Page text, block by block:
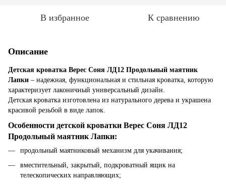
В избранное К сравнению
Описание
Детская кроватка Верес Соня ЛД12 Продольный маятник
Лапки – надежная, функциональная и стильная кроватка, которую
характеризует лаконичный универсальный дизайн.
Детская кроватка изготовлена из натурального дерева и украшена
красивой резьбой в виде лапок.
Особенности детской кроватки Верес Соня ЛД12
Продольный маятник Лапки:
продольный маятниковый механизм для укачивания;
вместительный, закрытый, подкроватный ящик на
телескопических направляющих;